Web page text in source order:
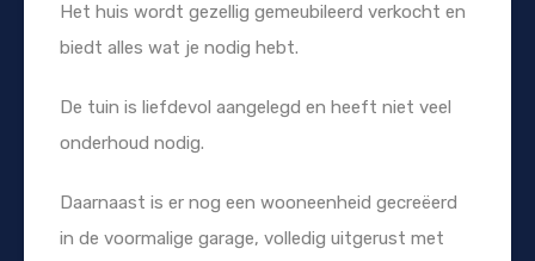
Het huis wordt gezellig gemeubileerd verkocht en
biedt alles wat je nodig hebt.
De tuin is liefdevol aangelegd en heeft niet veel
onderhoud nodig.
Daarnaast is er nog een wooneenheid gecreëerd
in de voormalige garage, volledig uitgerust met